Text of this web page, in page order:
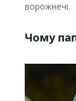
ворожнечі.
Чому